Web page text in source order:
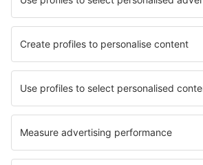
Hoteluri în Maniowy Hoteluri în Meridian
Hoteluri în Touros Hoteluri în Moerdijk
Hoteluri în Bozyazı
Cele mai bune hoteluri - regiuni